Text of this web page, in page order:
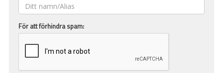
För att förhindra spam: